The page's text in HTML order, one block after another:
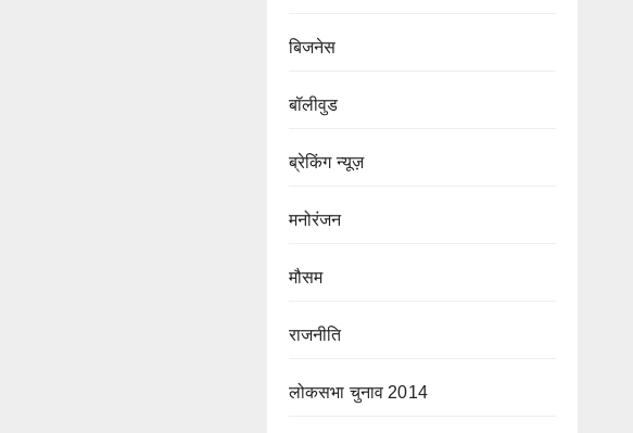
बिजनेस
बॉलीवुड
ब्रेकिंग न्यूज़
मनोरंजन
मौसम
राजनीति
लोकसभा चुनाव 2014